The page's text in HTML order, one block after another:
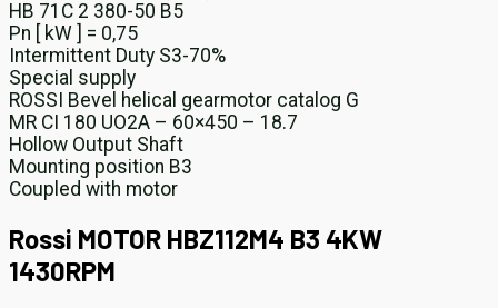
HB 71C 2 380-50 B5
Pn [ kW ] = 0,75
Intermittent Duty S3-70%
Special supply
ROSSI Bevel helical gearmotor catalog G
MR CI 180 UO2A – 60×450 – 18.7
Hollow Output Shaft
Mounting position B3
Coupled with motor
Rossi MOTOR HBZ112M4 B3 4KW
1430RPM